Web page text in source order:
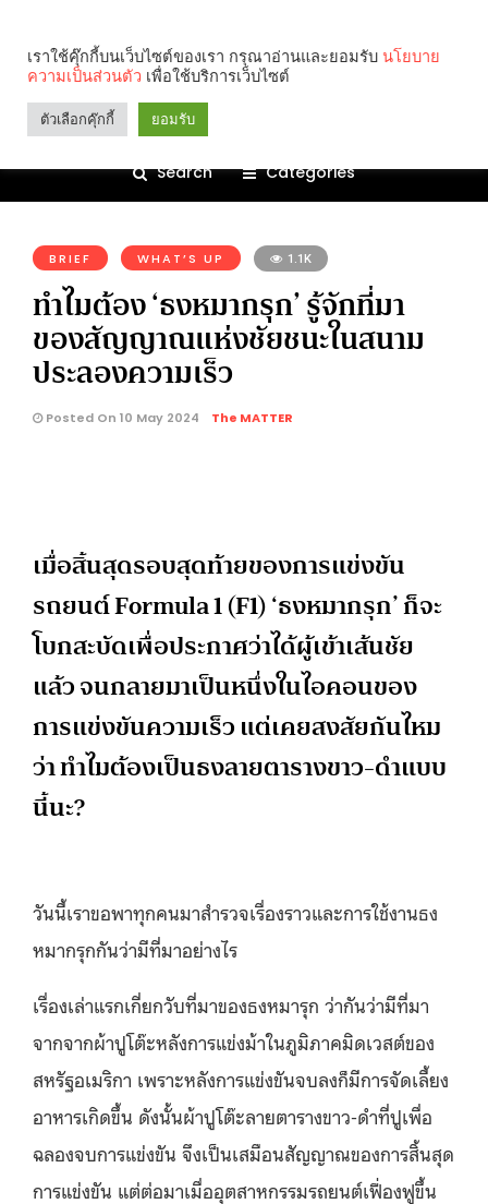
Search Categories
BRIEF WHAT’S UP 1.1K
ทำไมต้อง ‘ธงหมากรุก’ รู้จักที่มา
ของสัญญาณแห่งชัยชนะในสนาม
ประลองความเร็ว
Posted On 10 May 2024 The MATTER
เมื่อสิ้นสุดรอบสุดท้ายของการแข่งขัน
รถยนต์Formula 1 (F1) ‘ธงหมากรุก’ก็จะ
โบกสะบัดเพื่อประกาศว่าได้ผู้เข้าเส้นชัย
แล้ว จนกลายมาเป็นหนึ่งในไอคอนของ
การแข่งขันความเร็ว แต่เคยสงสัยกันไหม
ว่า ทำไมต้องเป็นธงลายตารางขาว-ดำแบบ
นี้นะ?
วันนี้เราขอพาทุกคนมาสำรวจเรื่องราวและการใช้งานธง
หมากรุกกันว่ามีที่มาอย่างไร
เรื่องเล่าแรกเกี่ยกวับที่มาของธงหมารุก ว่ากันว่ามีที่มา
จากจากผ้าปูโต๊ะหลังการแข่งม้าในภูมิภาคมิดเวสต์ของ
สหรัฐอเมริกา เพราะหลังการแข่งขันจบลงก็มีการจัดเลี้ยง
อาหารเกิดขึ้น ดังนั้นผ้าปูโต๊ะลายตารางขาว-ดำที่ปูเพื่อ
ฉลองจบการแข่งขัน จึงเป็นเสมือนสัญญาณของการสิ้นสุด
การแข่งขัน แต่ต่อมาเมื่ออุตสาหกรรมรถยนต์เฟื่องฟูขึ้น
เราใช้คุ๊กกี้บนเว็บไซต์ของเรา กรุณาอ่านและยอมรับ นโยบาย
ความเป็นส่วนตัว เพื่อใช้บริการเว็บไซต์
ตัวเลือกคุ๊กกี้ ยอมรับ